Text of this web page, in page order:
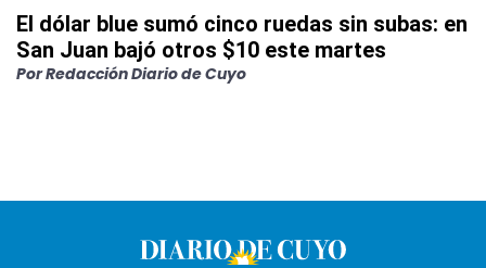
El dólar blue sumó cinco ruedas sin subas: en
San Juan bajó otros $10 este martes
PorRedacción Diario de Cuyo